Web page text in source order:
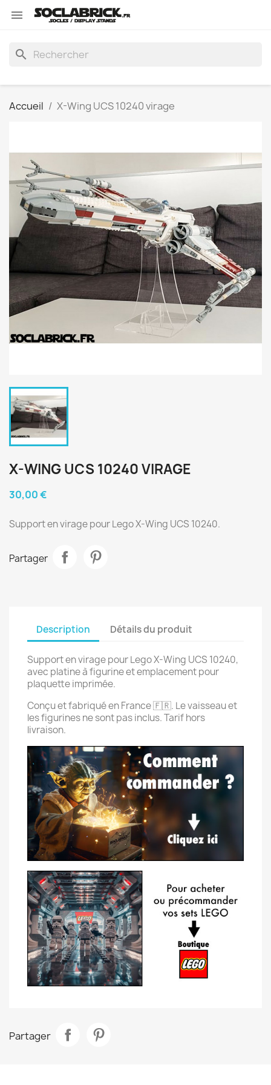

search
Accueil X-Wing UCS 10240 virage
X-WING UCS 10240 VIRAGE
30,00 €
Support en virage pour Lego X-Wing UCS 10240.
Partager
Description Détails du produit
Support en virage pour Lego X-Wing UCS 10240,
avec platine à figurine et emplacement pour
plaquette imprimée.
Conçu et fabriqué en France 🇫🇷. Le vaisseau et
les figurines ne sont pas inclus. Tarif hors
livraison.
Partager